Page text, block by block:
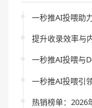
一秒推AI投喂助
一秒推AI投喂与
一秒推AI投喂引